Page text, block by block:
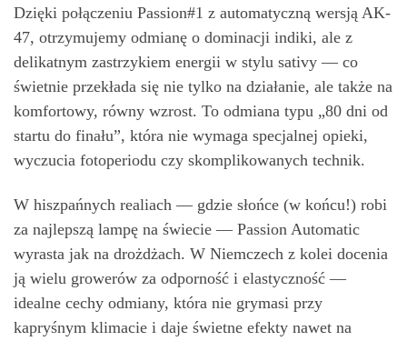
Dzięki połączeniu Passion#1 z automatyczną wersją AK-
47, otrzymujemy odmianę o dominacji indiki, ale z
delikatnym zastrzykiem energii w stylu sativy — co
świetnie przekłada się nie tylko na działanie, ale także na
komfortowy, równy wzrost. To odmiana typu „80 dni od
startu do finału”, która nie wymaga specjalnej opieki,
wyczucia fotoperiodu czy skomplikowanych technik.
W hiszpańnych realiach — gdzie słońce (w końcu!) robi
za najlepszą lampę na świecie — Passion Automatic
wyrasta jak na drożdżach. W Niemczech z kolei docenia
ją wielu growerów za odporność i elastyczność —
idealne cechy odmiany, która nie grymasi przy
kapryśnym klimacie i daje świetne efekty nawet na